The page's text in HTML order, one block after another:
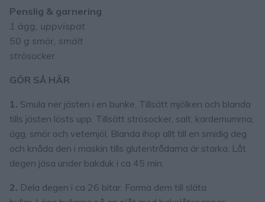
Penslig & garnering
1 ägg, uppvispat
50 g smör, smält
strösocker
GÖR SÅ HÄR
1. Smula ner jästen i en bunke. Tillsätt mjölken och blanda
tills jästen lösts upp. Tillsätt strösocker, salt, kardemumma,
ägg, smör och vetemjöl. Blanda ihop allt till en smidig deg
och knåda den i maskin tills glutentrådarna är starka. Låt
degen jäsa under bakduk i ca 45 min.
2. Dela degen i ca 26 bitar. Forma dem till släta